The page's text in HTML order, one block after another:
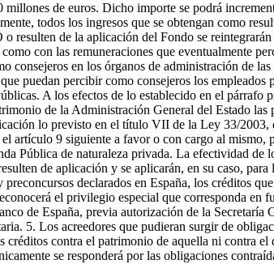
de euros. Dicho importe se podrá
todos los ingresos que se obtengan como
resulten de la aplicación del Fondo se
con las remuneraciones que eventualmente
consejeros en los órganos de administración de
puedan percibir como consejeros los
A los efectos de lo establecido en el
de la Administración General del Estado
lo previsto en el título VII de la Ley 33/
artículo 9 siguiente a favor o con cargo al
Pública de naturaleza privada. La efectividad de
de aplicación y se aplicarán, en su caso,
declarados en España, los créditos
el privilegio especial que corresponda
de España, previa autorización de la
5. Los acreedores que pudieran surgir de
contra el patrimonio de aquella ni contra
se responderá por las obligaciones